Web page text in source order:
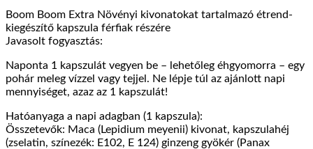
Boom Boom Extra Növényi kivonatokat tartalmazó étrend-
kiegészítő kapszula férfiak részére
Javasolt fogyasztás:
Naponta 1 kapszulát vegyen be – lehetőleg éhgyomorra – egy
pohár meleg vízzel vagy tejjel. Ne lépje túl az ajánlott napi
mennyiséget, azaz az 1 kapszulát!
Hatóanyaga a napi adagban (1 kapszula):
Összetevők: Maca (Lepidium meyenii) kivonat, kapszulahéj
(zselatin, színezék: E102, E 124) ginzeng gyökér (Panax